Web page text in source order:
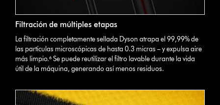
Filtración de múltiples etapas
La filtración completamente sellada Dyson atrapa el 99,99% de
las partículas microscópicas de hasta 0.3 micras – y expulsa aire
más limpio.⁶ Se puede reutilizar el filtro lavable durante la vida
útil de la máquina, generando así menos residuos.